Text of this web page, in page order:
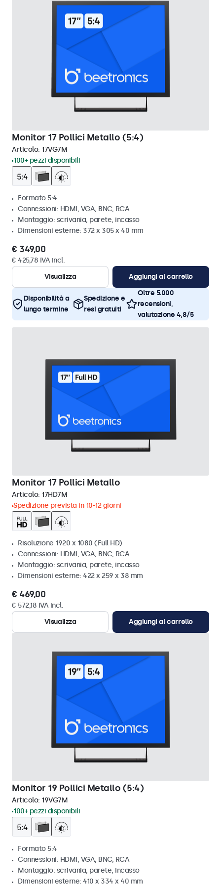
Monitor 17 Pollici Metallo (5:4)
Articolo: 17VG7M
100+ pezzi disponibili
Formato 5:4
Connessioni: HDMI, VGA, BNC, RCA
Montaggio: scrivania, parete, incasso
Dimensioni esterne: 372 x 305 x 40 mm
€ 349,00
€ 425,78 IVA incl.
Visualizza
Aggiungi al carrello
Disponibilità a
lungo termine
Spedizione e
resi gratuiti
Oltre 5.000
recensioni,
valutazione 4,8/5
Monitor 17 Pollici Metallo
Articolo: 17HD7M
Spedizione prevista in 10-12 giorni
Risoluzione 1920 x 1080 (Full HD)
Connessioni: HDMI, VGA, BNC, RCA
Montaggio: scrivania, parete, incasso
Dimensioni esterne: 422 x 259 x 38 mm
€ 469,00
€ 572,18 IVA incl.
Visualizza
Aggiungi al carrello
Monitor 19 Pollici Metallo (5:4)
Articolo: 19VG7M
100+ pezzi disponibili
Formato 5:4
Connessioni: HDMI, VGA, BNC, RCA
Montaggio: scrivania, parete, incasso
Dimensioni esterne: 410 x 334 x 40 mm